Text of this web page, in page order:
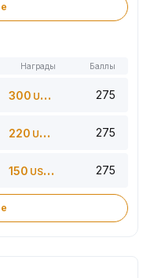
Награды Баллы
300 USDT 275
220 USDT 275
150 USDT 275